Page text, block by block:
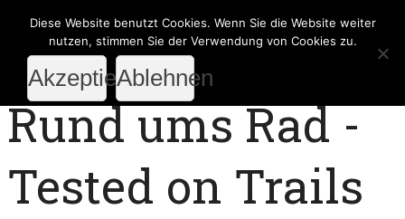
Rund ums Rad -
Tested on Trails
Diese Website benutzt Cookies. Wenn Sie die Website weiter
nutzen, stimmen Sie der Verwendung von Cookies zu.
AkzeptierenAblehnen